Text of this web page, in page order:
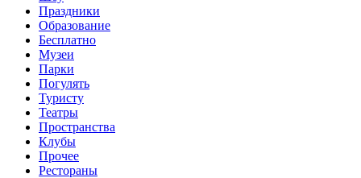
Праздники
Образование
Бесплатно
Музеи
Парки
Погулять
Туристу
Театры
Пространства
Клубы
Прочее
Рестораны